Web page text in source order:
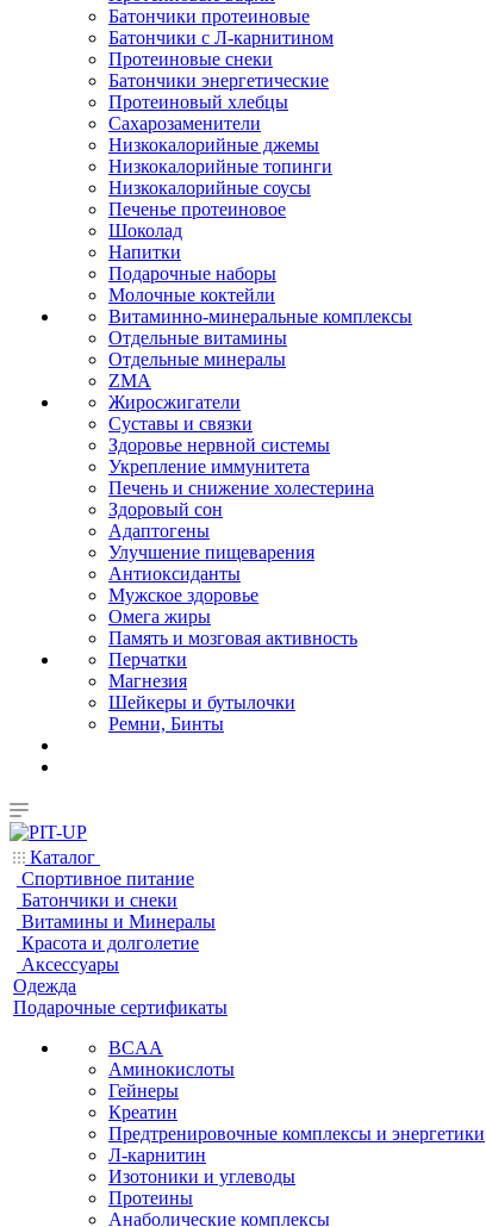
Батончики протеиновые
Батончики с Л-карнитином
Протеиновые снеки
Батончики энергетические
Протеиновый хлебцы
Сахарозаменители
Низкокалорийные джемы
Низкокалорийные топинги
Низкокалорийные соусы
Печенье протеиновое
Шоколад
Напитки
Подарочные наборы
Молочные коктейли
Витаминно-минеральные комплексы
Отдельные витамины
Отдельные минералы
ZMA
Жиросжигатели
Суставы и связки
Здоровье нервной системы
Укрепление иммунитета
Печень и снижение холестерина
Здоровый сон
Адаптогены
Улучшение пищеварения
Антиоксиданты
Мужское здоровье
Омега жиры
Память и мозговая активность
Перчатки
Магнезия
Шейкеры и бутылочки
Ремни, Бинты
Каталог
Спортивное питание
Батончики и снеки
Витамины и Минералы
Красота и долголетие
Аксессуары
Одежда
Подарочные сертификаты
BCAA
Аминокислоты
Гейнеры
Креатин
Предтренировочные комплексы и энергетики
Л-карнитин
Изотоники и углеводы
Протеины
Анаболические комплексы